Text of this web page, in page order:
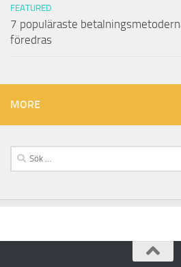
FEATURED
7 populäraste
föredras
MORE
Sök
efter: